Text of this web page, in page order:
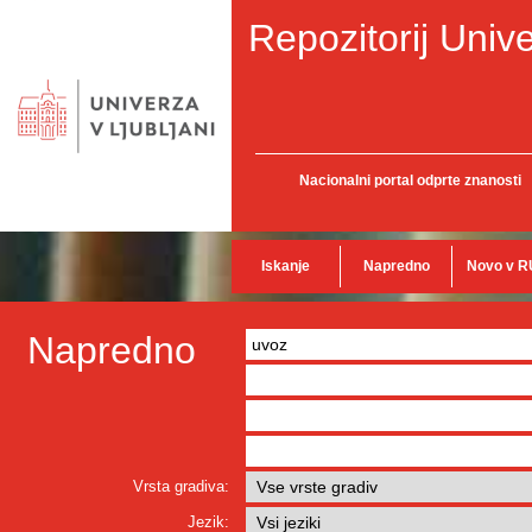
Repozitorij
Nacionalni portal odprte znanosti
Iskanje Napredno Novo v
Napredno
Vrsta gradiva:
Jezik: